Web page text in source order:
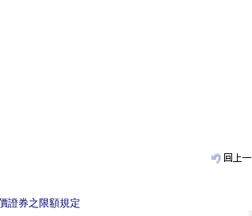
證券之限額規定